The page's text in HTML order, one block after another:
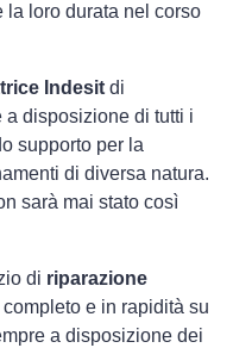
loro durata nel corso
Indesit di
disposizione di tutti i
supporto per la
di diversa natura.
sarà mai stato così
di riparazione
completo e in rapidità su
a disposizione dei